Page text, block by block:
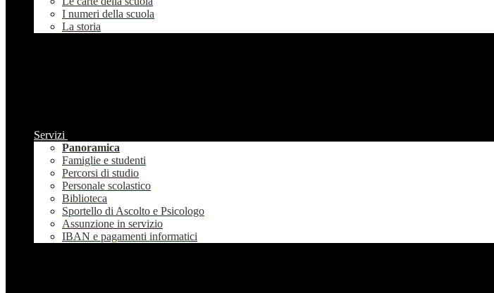
I numeri della scuola
La storia
Servizi
Panoramica
Famiglie e studenti
Percorsi di studio
Personale scolastico
Biblioteca
Sportello di Ascolto e Psicologo
Assunzione in servizio
IBAN e pagamenti informatici